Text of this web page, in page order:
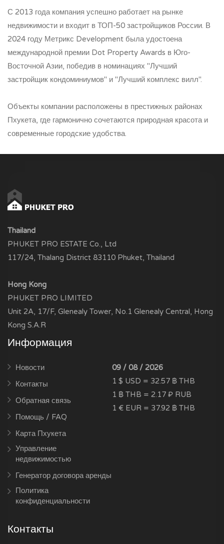
С 2013 года компания успешно работает на рынке
недвижимости и входит в ТОП-50 застройщиков России. В
2024 году Метрикс Development была удостоена
международной премии Dot Property Awards в Юго-
Восточной Азии, победив в номинациях "Лучший
застройщик кондоминиумов" и "Лучший комплекс вилл".
Объекты компании расположены в престижных районах
Пхукета, где гармонично сочетаются природная красота и
современные городские удобства.
Thailand
PHUKET PRO ESTATE Co., Ltd
117/24, Thalang District 83110 Phuket, Thailand
Hong Kong
PHUKET PRO LIMITED
Unit 2A, 17/F, Glenealy Tower, No.1 Glenealy Central, Hong
Kong S.A.R
Информация
Новости
Контакты
Обратная связь
Помощь / FAQ
Карта Пхукета
Управление
недвижимостью
Генератор договора аренды
Политика
конфиденциальности
09 / 08 / 2026
1 $ USD = 32.57 ฿ THB
1 ฿ THB = 2.17 ₽ RUB
1 € EUR = 37.92 ฿ THB
Контакты